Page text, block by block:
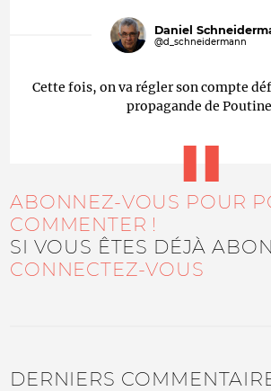
Daniel
@d_schneidermann
Cette fois, on va régler son compte
propagande de
ABONNEZ-VOUS POUR
COMMENTER !
SI VOUS ÊTES DÉJÀ
CONNECTEZ-VOUS
DERNIERS